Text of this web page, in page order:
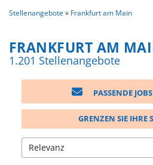
Stellenangebote Frankfurt am Main
FRANKFURT AM
1.201 Stellenangebote
PASSENDE
GRENZEN SIE IHRE